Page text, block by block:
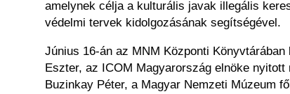
amelynek célja a kulturális javak illegális
védelmi tervek kidolgozásának segítségével.
Június 16-án az MNM Központi
Eszter, az ICOM Magyarország elnöke
Buzinkay Péter, a Magyar Nemzeti Múzeum